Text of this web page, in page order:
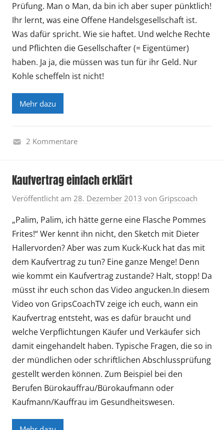
Prüfung. Man o Man, da bin ich aber super pünktlich!
Ihr lernt, was eine Offene Handelsgesellschaft ist.
Was dafür spricht. Wie sie haftet. Und welche Rechte
und Pflichten die Gesellschafter (= Eigentümer)
haben. Ja ja, die müssen was tun für ihr Geld. Nur
Kohle scheffeln ist nicht!
Mehr dazu
r
t
c
h
a
f
n
d
S
o
z
i
a
2 Kommentare
Kaufvertrag einfach erklärt
Veröffentlicht am 28. Dezember 2013 von Gripscoach
„Palim, Palim, ich hätte gerne eine Flasche Pommes
Frites!“ Wer kennt ihn nicht, den Sketch mit Dieter
Hallervorden? Aber was zum Kuck-Kuck hat das mit
dem Kaufvertrag zu tun? Eine ganze Menge! Denn
wie kommt ein Kaufvertrag zustande? Halt, stopp! Da
müsst ihr euch schon das Video angucken.In diesem
Video von GripsCoachTV zeige ich euch, wann ein
Kaufvertrag entsteht, was es dafür braucht und
welche Verpflichtungen Käufer und Verkäufer sich
damit eingehandelt haben. Typische Fragen, die so in
der mündlichen oder schriftlichen Abschlussprüfung
gestellt werden können. Zum Beispiel bei den
Berufen Bürokauffrau/Bürokaufmann oder
Kaufmann/Kauffrau im Gesundheitswesen.